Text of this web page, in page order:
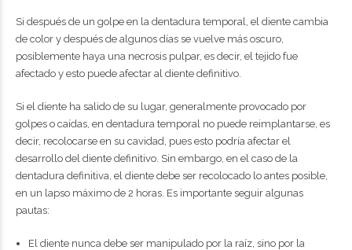
Si después de un golpe en la dentadura temporal, el diente cambia
de color y después de algunos días se vuelve más oscuro,
posiblemente haya una necrosis pulpar, es decir, el tejido fue
afectado y esto puede afectar al diente definitivo.
Si el diente ha salido de su lugar, generalmente provocado por
golpes o caídas, en dentadura temporal no puede reimplantarse, es
decir, recolocarse en su cavidad, pues esto podría afectar el
desarrollo del diente definitivo. Sin embargo, en el caso de la
dentadura definitiva, el diente debe ser recolocado lo antes posible,
en un lapso máximo de 2 horas. Es importante seguir algunas
pautas:
El diente nunca debe ser manipulado por la raíz, sino por la